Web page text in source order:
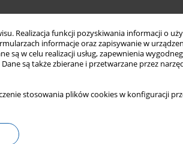
Realizacja funkcji pozyskiwania informacji o
informacje oraz zapisywanie w
są w celu realizacji usług, zapewnienia
Dane są także zbierane i przetwarzane przez
stosowania plików cookies w konfiguracji